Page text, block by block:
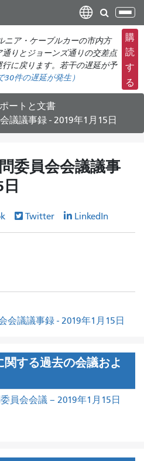
ン
コ
ン
テ
ン
ツ
に
移
ナ
ビ
ゲ
ー
シ
ョ
切
替
ニア・ケーブルカーの市内方
りとジョーンズ通りの交差点
に戻ります。若干の遅延が予
30件の遅延が発生）
購
読
す
る
ートと文書
議議事録 - 2019年1月15日
委員会会議議事
Twitter LinkedIn
会議議事録 - 2019年1月15日
する過去の会議およ
員会会議 – 2019年1月15日